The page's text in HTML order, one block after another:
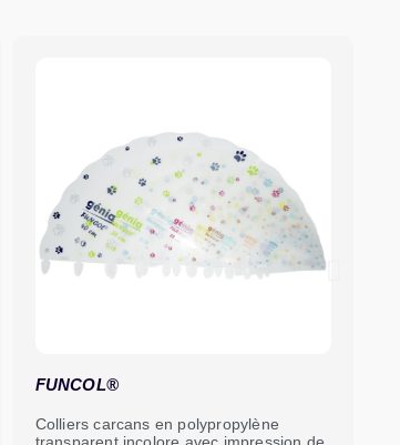
FUNCOL®
Colliers carcans en polypropylène